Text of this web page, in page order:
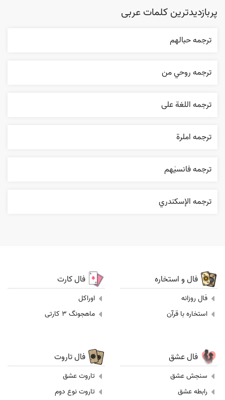
پربازدیدترین کلمات عربی
ترجمه حبالهم
ترجمه روحي من
ترجمه اللغة علی
ترجمه املرة
ترجمه فانسیٰهم
ترجمه الإسکندري
فال و استخاره
فال روزانه
استخاره با قرآن
فال کارت
اوراکل
ماهجونگ 3 کارتی
فال عشق
سنجش عشق
رابطه عشق
فال تاروت
تاروت عشق
تاروت نوع دوم